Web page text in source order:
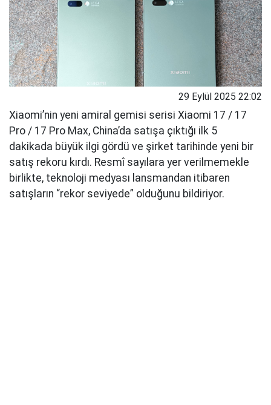
29 Eylül 2025 22:02
Xiaomi’nin yeni amiral gemisi serisi Xiaomi 17 / 17
Pro / 17 Pro Max, China’da satışa çıktığı ilk 5
dakikada büyük ilgi gördü ve şirket tarihinde yeni bir
satış rekoru kırdı. Resmî sayılara yer verilmemekle
birlikte, teknoloji medyası lansmandan itibaren
satışların “rekor seviyede” olduğunu bildiriyor.